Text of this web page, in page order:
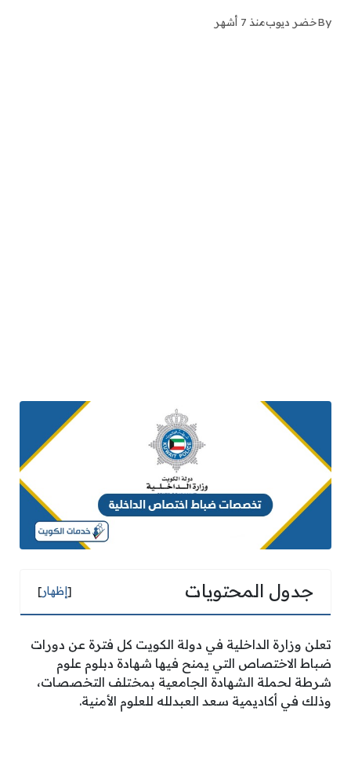
Byخضر ديوبمنذ 7 أشهر
جدول المحتويات [إظهار]
تعلن وزارة الداخلية في دولة الكويت كل فترة عن دورات
ضباط الاختصاص التي يمنح فيها شهادة دبلوم علوم
شرطة لحملة الشهادة الجامعية بمختلف التخصصات،
وذلك في أكاديمية سعد العبدلله للعلوم الأمنية.